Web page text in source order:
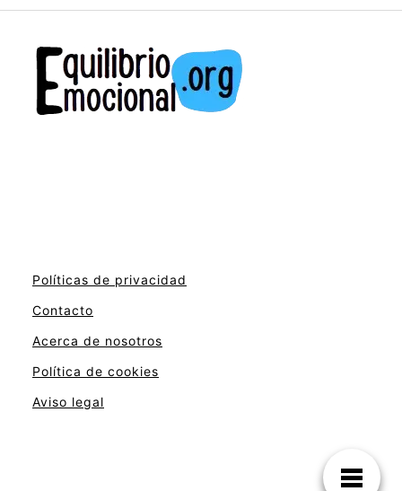
Políticas de privacidad
Contacto
Acerca de nosotros
Política de cookies
Aviso legal